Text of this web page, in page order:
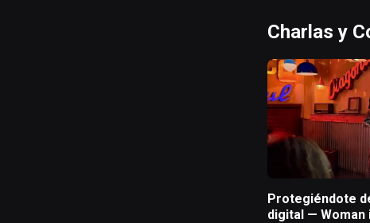
Charlas y
Protegiéndote
digital — Woman